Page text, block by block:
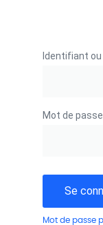
Identifiant ou
Mot de passe
Se
Mot de passe